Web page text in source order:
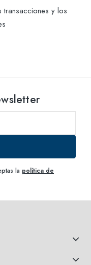
transacciones y los
la política de